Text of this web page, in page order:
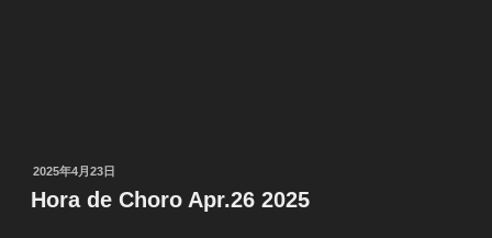
投
稿
日:
2025年4月23日
Hora de Choro Apr.26 2025